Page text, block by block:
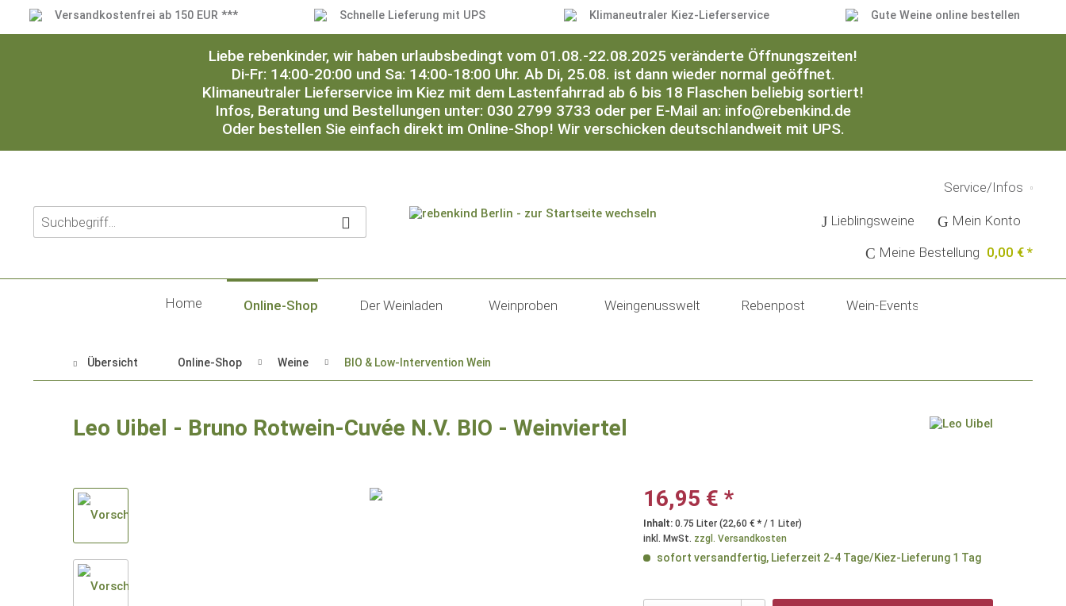
Versandkostenfrei ab 150 EUR *** Schnelle Lieferung mit UPS Klimaneutraler Kiez-Lieferservice Gute Weine online bestellen
Liebe rebenkinder, wir haben urlaubsbedingt vom 01.08.-22.08.2025 veränderte Öffnungszeiten!
Di-Fr: 14:00-20:00 und Sa: 14:00-18:00 Uhr. Ab Di, 25.08. ist dann wieder normal geöffnet.
Klimaneutraler Lieferservice im Kiez mit dem Lastenfahrrad ab 6 bis 18 Flaschen beliebig sortiert!
Infos, Beratung und Bestellungen unter: 030 2799 3733 oder per E-Mail an: info@rebenkind.de
Oder bestellen Sie einfach direkt im Online-Shop! Wir verschicken deutschlandweit mit UPS.
Service/Infos
Lieblingsweine
Mein Konto
Meine Bestellung 0,00 € *
Home Online-Shop Der Weinladen Weinproben Weingenusswelt Rebenpost Wein-Events
Übersicht Online-Shop Weine BIO & Low-Intervention Wein
Leo Uibel - Bruno Rotwein-Cuvée N.V. BIO - Weinviertel
16,95 € *
Inhalt:0.75 Liter (22,60 € * / 1 Liter)
inkl. MwSt. zzgl. Versandkosten
sofort versandfertig, Lieferzeit 2-4 Tage/Kiez-Lieferung 1 Tag